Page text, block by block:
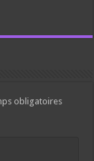
obligatoires